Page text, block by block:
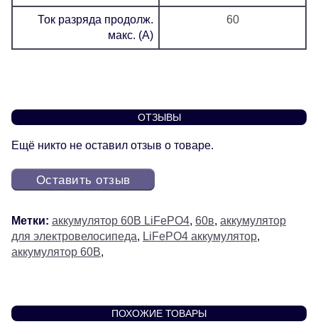
Ток разряда продолж.
макс. (А)
60
ОТЗЫВЫ
Ещё никто не оставил отзыв о товаре.
Оставить отзыв
Метки: аккумулятор 60В LiFePO4, 60в, аккумулятор
для электровелосипеда, LiFePO4 аккумулятор,
аккумулятор 60В,
ПОХОЖИЕ ТОВАРЫ